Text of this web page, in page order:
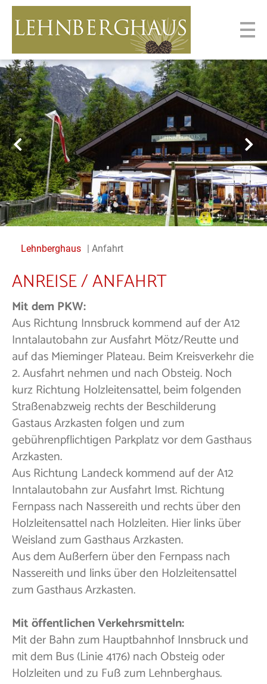
Lehnberghaus Anfahrt
ANREISE / ANFAHRT
Mit dem PKW:
Aus Richtung Innsbruck kommend auf der A12
Inntalautobahn zur Ausfahrt Mötz/Reutte und
auf das Mieminger Plateau. Beim Kreisverkehr die
2. Ausfahrt nehmen und nach Obsteig. Noch
kurz Richtung Holzleitensattel, beim folgenden
Straßenabzweig rechts der Beschilderung
Gastaus Arzkasten folgen und zum
gebührenpflichtigen Parkplatz vor dem Gasthaus
Arzkasten.
Aus Richtung Landeck kommend auf der A12
Inntalautobahn zur Ausfahrt Imst. Richtung
Fernpass nach Nassereith und rechts über den
Holzleitensattel nach Holzleiten. Hier links über
Weisland zum Gasthaus Arzkasten.
Aus dem Außerfern über den Fernpass nach
Nassereith und links über den Holzleitensattel
zum Gasthaus Arzkasten.
Mit öffentlichen Verkehrsmitteln:
Mit der Bahn zum Hauptbahnhof Innsbruck und
mit dem Bus (Linie 4176) nach Obsteig oder
Holzleiten und zu Fuß zum Lehnberghaus.